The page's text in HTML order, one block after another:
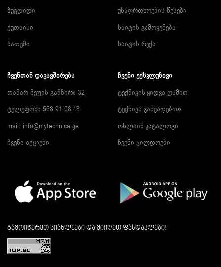
ზუგდიდი
ქუთაისი
ბათუმი
უსაფრთხოების წესები
საიტის გამოყენება
საიტის რუქა
ᲩᲕᲔᲜᲗᲐᲜ ᲓᲐᲙᲐᲕᲨᲘᲠᲔᲑᲐ
თამარ მეფის გამზირი 32
ტელეფონი 568 91 08 48
mail: info@mytechnica.ge
ჩვენი აქციები
ᲩᲕᲔᲜᲘ ᲔᲥᲡᲙᲚᲣᲖᲘᲕᲘ
ტექნიკის ყიდვა ღამით
ტექნიკა განვადებით
ონლაინ კატალოგი
ჩვენი ჯილდოები
გამოიწერეთ სიახლეები და მიიღეთ ფასდაკლები!